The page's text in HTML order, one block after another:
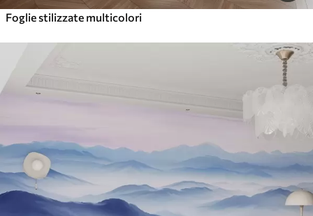
Foglie stilizzate multicolori